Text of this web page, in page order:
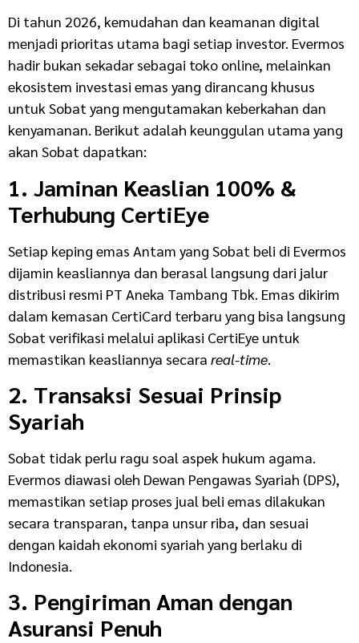
Di tahun 2026, kemudahan dan keamanan digital
menjadi prioritas utama bagi setiap investor. Evermos
hadir bukan sekadar sebagai toko online, melainkan
ekosistem investasi emas yang dirancang khusus
untuk Sobat yang mengutamakan keberkahan dan
kenyamanan. Berikut adalah keunggulan utama yang
akan Sobat dapatkan:
1. Jaminan Keaslian 100% &
Terhubung CertiEye
Setiap keping emas Antam yang Sobat beli di Evermos
dijamin keasliannya dan berasal langsung dari jalur
distribusi resmi PT Aneka Tambang Tbk. Emas dikirim
dalam kemasan CertiCard terbaru yang bisa langsung
Sobat verifikasi melalui aplikasi CertiEye untuk
memastikan keasliannya secara real-time
2. Transaksi Sesuai Prinsip
Syariah
Sobat tidak perlu ragu soal aspek hukum agama.
Evermos diawasi oleh Dewan Pengawas Syariah (DPS),
memastikan setiap proses jual beli emas dilakukan
secara transparan, tanpa unsur riba, dan sesuai
dengan kaidah ekonomi syariah yang berlaku di
Indonesia.
3. Pengiriman Aman dengan
Asuransi Penuh